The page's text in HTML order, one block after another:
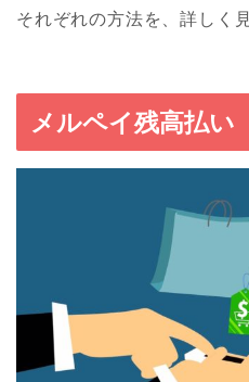
それぞれの方法を、詳しく
メルペイ残高払い